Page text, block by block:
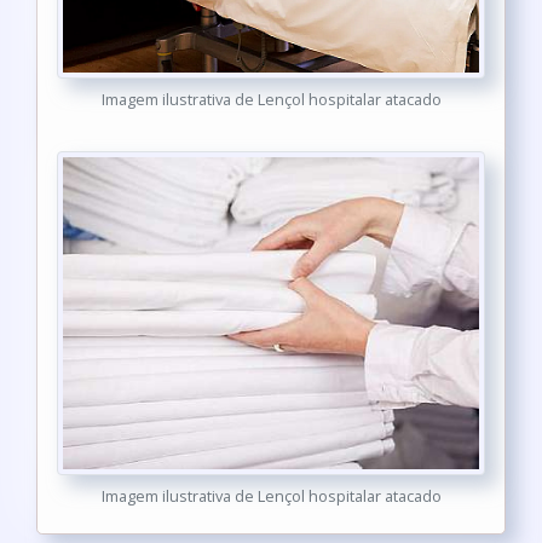
Imagem ilustrativa de Lençol hospitalar atacado
Imagem ilustrativa de Lençol hospitalar atacado